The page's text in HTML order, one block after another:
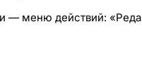
— меню действий: